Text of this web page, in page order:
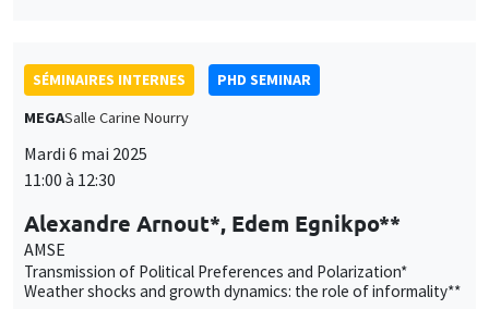
SÉMINAIRES INTERNES
PHD SEMINAR
MEGASalle Carine Nourry
Mardi 6 mai 2025
11:00 à 12:30
Alexandre Arnout*, Edem Egnikpo**
AMSE
Transmission of Political Preferences and Polarization*
Weather shocks and growth dynamics: the role of informality**